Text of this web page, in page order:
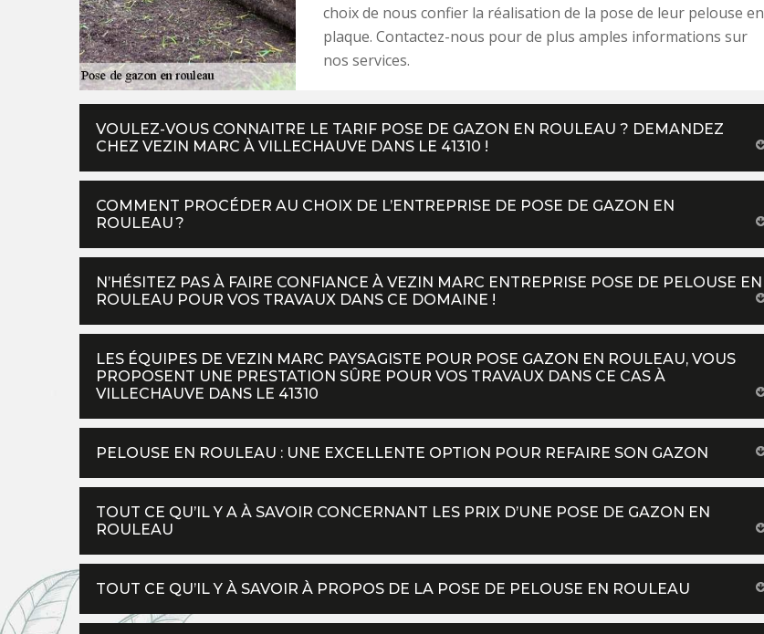
choix de nous confier la réalisation de la pose de leur pelouse en
plaque. Contactez-nous pour de plus amples informations sur
nos services.
VOULEZ-VOUS CONNAITRE LE TARIF POSE DE GAZON EN ROULEAU ? DEMANDEZ
CHEZ VEZIN MARC À VILLECHAUVE DANS LE 41310 !
COMMENT PROCÉDER AU CHOIX DE L’ENTREPRISE DE POSE DE GAZON EN
ROULEAU ?
N’HÉSITEZ PAS À FAIRE CONFIANCE À VEZIN MARC ENTREPRISE POSE DE PELOUSE EN
ROULEAU POUR VOS TRAVAUX DANS CE DOMAINE !
LES ÉQUIPES DE VEZIN MARC PAYSAGISTE POUR POSE GAZON EN ROULEAU, VOUS
PROPOSENT UNE PRESTATION SÛRE POUR VOS TRAVAUX DANS CE CAS À
VILLECHAUVE DANS LE 41310
PELOUSE EN ROULEAU : UNE EXCELLENTE OPTION POUR REFAIRE SON GAZON
TOUT CE QU’IL Y A À SAVOIR CONCERNANT LES PRIX D’UNE POSE DE GAZON EN
ROULEAU
TOUT CE QU’IL Y À SAVOIR À PROPOS DE LA POSE DE PELOUSE EN ROULEAU